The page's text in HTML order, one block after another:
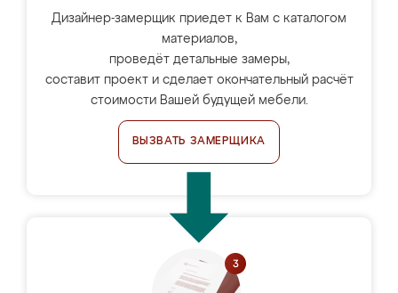
Дизайнер-замерщик приедет к Вам с каталогом
материалов,
проведёт детальные замеры,
составит проект и сделает окончательный расчёт
стоимости Вашей будущей мебели.
ВЫЗВАТЬ ЗАМЕРЩИКА